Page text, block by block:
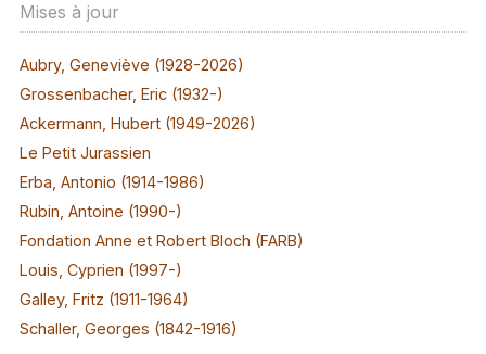
Mises à jour
Aubry, Geneviève (1928-2026)
Grossenbacher, Eric (1932-)
Ackermann, Hubert (1949-2026)
Le Petit Jurassien
Erba, Antonio (1914-1986)
Rubin, Antoine (1990-)
Fondation Anne et Robert Bloch (FARB)
Louis, Cyprien (1997-)
Galley, Fritz (1911-1964)
Schaller, Georges (1842-1916)